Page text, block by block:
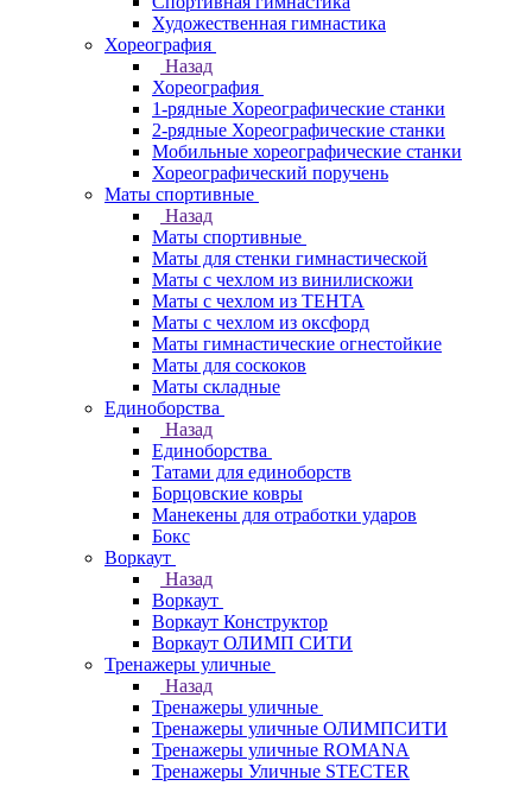
Художественная гимнастика
Хореография
Назад
Хореография
1-рядные Хореографические станки
2-рядные Хореографические станки
Мобильные хореографические станки
Хореографический поручень
Маты спортивные
Назад
Маты спортивные
Маты для стенки гимнастической
Маты с чехлом из винилискожи
Маты с чехлом из ТЕНТА
Маты с чехлом из оксфорд
Маты гимнастические огнестойкие
Маты для соскоков
Маты складные
Единоборства
Назад
Единоборства
Татами для единоборств
Борцовские ковры
Манекены для отработки ударов
Бокс
Воркаут
Назад
Воркаут
Воркаут Конструктор
Воркаут ОЛИМП СИТИ
Тренажеры уличные
Назад
Тренажеры уличные
Тренажеры уличные ОЛИМПСИТИ
Тренажеры уличные ROMANA
Тренажеры Уличные STECTER